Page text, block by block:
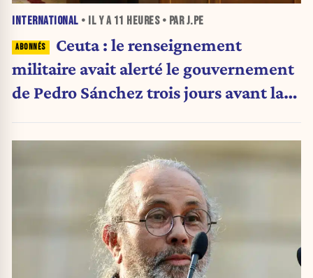
INTERNATIONAL • IL Y A 11 HEURES• PAR J.PE
Ceuta : le renseignement
militaire avait alerté le gouvernement
de Pedro Sánchez trois jours avant la